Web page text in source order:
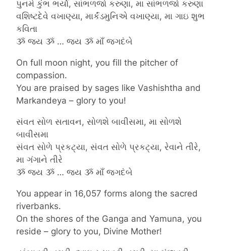
પુનમે કુંભ ભર્યો, સાંભળજો કરુણા, મા સાંભળજો કરુણા
વશિષ્ટદેવે વખાણ્યા, માર્કંડમુનિએ વખાણ્યા, મા ગાઇ શુભ
કવિતા
ૐ જય ૐ … જય ૐ માઁ જગદંબે
On full moon night, you fill the pitcher of
compassion.
You are praised by sages like Vashishtha and
Markandeya – glory to you!
સંવત સોળ સતાવન, સોળશે બાવીસમા, મા સોળશે
બાવીસમા
સંવત સોળે પ્રકટ્યા, સંવત સોળે પ્રકટ્યા, રેવાને તીરે,
મા ગંગાને તીરે
ૐ જય ૐ … જય ૐ માઁ જગદંબે
You appear in 16,057 forms along the sacred
riverbanks.
On the shores of the Ganga and Yamuna, you
reside – glory to you, Divine Mother!